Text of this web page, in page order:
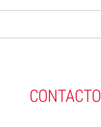
CONTACTO